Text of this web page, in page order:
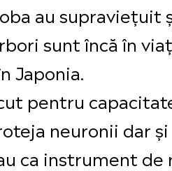
au supraviețuit
sunt încă în
Japonia.
pentru
neuronii dar
ca instrument